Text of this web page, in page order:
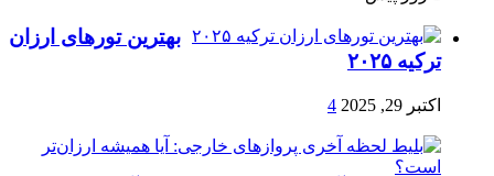
بهترین تورهای ارزان
ترکیه ۲۰۲۵
اکتبر 29, 2025 4